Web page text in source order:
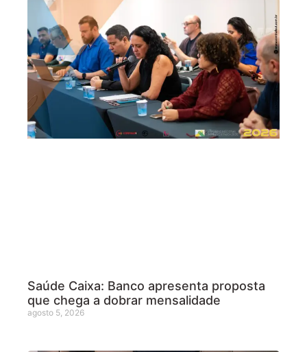
Saúde Caixa: Banco apresenta proposta
que chega a dobrar mensalidade
agosto 5, 2026